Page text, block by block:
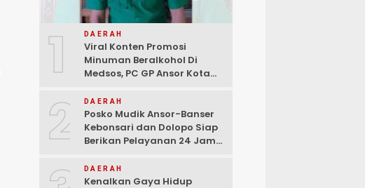
1 DAERAH
Viral Konten Promosi
Minuman Beralkohol Di
Medsos, PC GP Ansor Kota
Kota Dan Aparat Bertindak
Tegas!
2 DAERAH
Posko Mudik Ansor-Banser
Kebonsari dan Dolopo Siap
Berikan Pelayanan 24 Jam
DAERAH
Kenalkan Gaya Hidup